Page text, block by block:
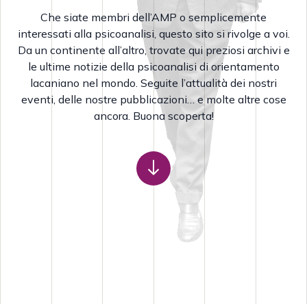
Che siate membri dell’AMP o semplicemente
interessati alla psicoanalisi, questo sito si rivolge a voi.
Da un continente all’altro, trovate qui preziosi archivi e
le ultime notizie della psicoanalisi di orientamento
lacaniano nel mondo. Seguite l’attualità dei nostri
eventi, delle nostre pubblicazioni… e molte altre cose
ancora. Buona scoperta!